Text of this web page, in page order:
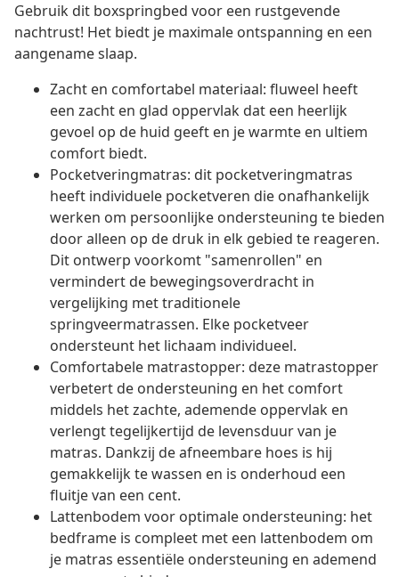
Gebruik dit boxspringbed voor een rustgevende
nachtrust! Het biedt je maximale ontspanning en een
aangename slaap.
Zacht en comfortabel materiaal: fluweel heeft
een zacht en glad oppervlak dat een heerlijk
gevoel op de huid geeft en je warmte en ultiem
comfort biedt.
Pocketveringmatras: dit pocketveringmatras
heeft individuele pocketveren die onafhankelijk
werken om persoonlijke ondersteuning te bieden
door alleen op de druk in elk gebied te reageren.
Dit ontwerp voorkomt "samenrollen" en
vermindert de bewegingsoverdracht in
vergelijking met traditionele
springveermatrassen. Elke pocketveer
ondersteunt het lichaam individueel.
Comfortabele matrastopper: deze matrastopper
verbetert de ondersteuning en het comfort
middels het zachte, ademende oppervlak en
verlengt tegelijkertijd de levensduur van je
matras. Dankzij de afneembare hoes is hij
gemakkelijk te wassen en is onderhoud een
fluitje van een cent.
Lattenbodem voor optimale ondersteuning: het
bedframe is compleet met een lattenbodem om
je matras essentiële ondersteuning en ademend